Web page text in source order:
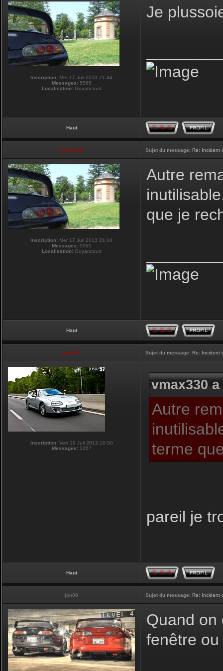
Inscription: Mer 17 Juil 2013 21:44
Messages:5565
Localisation:Guyancourt
Je
Haut
vmax330 Sujet du message: Re: Incident
Inscription: Mer 17 Juil 2013 21:44
Messages:5565
Localisation:Guyancourt
Autre
que je
Haut
touti-17 Sujet du message: Re: Incident
Inscription:Ven 19 Juil 2013 10:30
Messages:3357
vmax330
Autre
terme
pareil je
Haut
jon08 Sujet du message: Re: Incident
Quand on
fenêtre